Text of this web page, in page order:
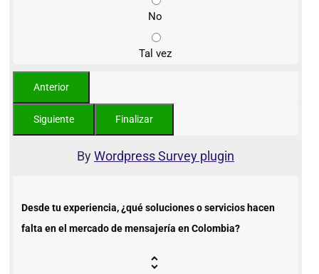
No
Tal vez
ByWordpress Survey plugin
Desde tu experiencia, ¿qué soluciones o servicios hacen
falta en el mercado de mensajería en Colombia?